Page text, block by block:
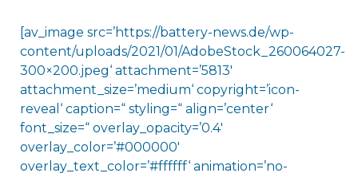
[av_image src=’https://battery-news.de/wp-
content/uploads/2021/01/AdobeStock_260064027-
300×200.jpeg‘ attachment=’5813′
attachment_size=’medium‘ copyright=’icon-
reveal‘ caption=“ styling=“ align=’center‘
font_size=“ overlay_opacity=’0.4′
overlay_color=’#000000′
overlay_text_color=’#ffffff‘ animation=’no-